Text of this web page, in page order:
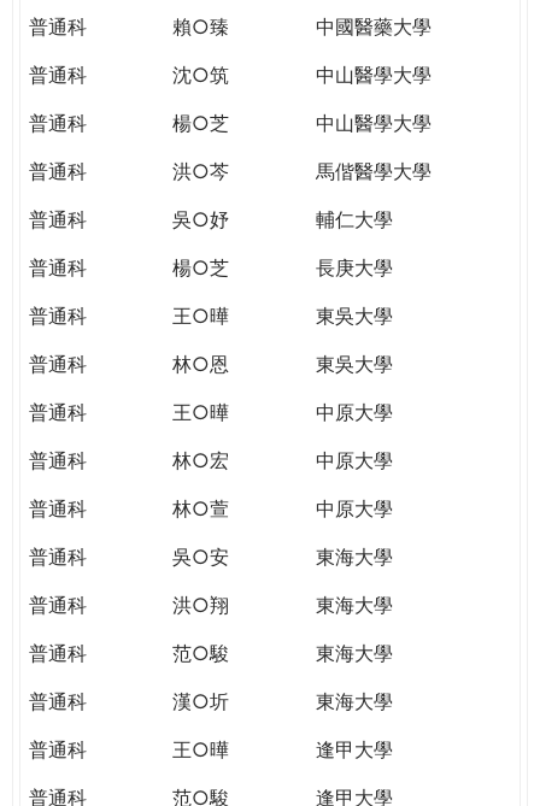
普通科
賴○臻
中國醫藥大學
普通科
沈○筑
中山醫學大學
普通科
楊○芝
中山醫學大學
普通科
洪○芩
馬偕醫學大學
普通科
吳○妤
輔仁大學
普通科
楊○芝
長庚大學
普通科
王○曄
東吳大學
普通科
林○恩
東吳大學
普通科
王○曄
中原大學
普通科
林○宏
中原大學
普通科
林○萱
中原大學
普通科
吳○安
東海大學
普通科
洪○翔
東海大學
普通科
范○駿
東海大學
普通科
漢○圻
東海大學
普通科
王○曄
逢甲大學
普通科
范○駿
逢甲大學